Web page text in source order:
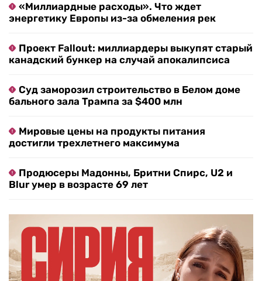
«Миллиардные расходы». Что ждет
энергетику Европы из-за обмеления рек
Проект Fallout: миллиардеры выкупят старый
канадский бункер на случай апокалипсиса
Суд заморозил строительство в Белом доме
бального зала Трампа за $400 млн
Мировые цены на продукты питания
достигли трехлетнего максимума
Продюсеры Мадонны, Бритни Спирс, U2 и
Blur умер в возрасте 69 лет